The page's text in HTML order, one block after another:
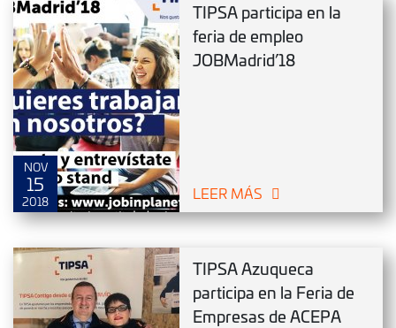
NOV
15
2018
TIPSA participa en la
feria de empleo
JOBMadrid’18
LEER MÁS
TIPSA Azuqueca
participa en la Feria de
Empresas de ACEPA